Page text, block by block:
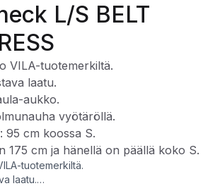
L/S BELT
VILA-tuotemerkiltä.
laatu.
aukko.
vyötäröllä.
95 cm koossa S.
175 cm ja hänellä on päällä koko S.
tuotemerkiltä.
laatu.